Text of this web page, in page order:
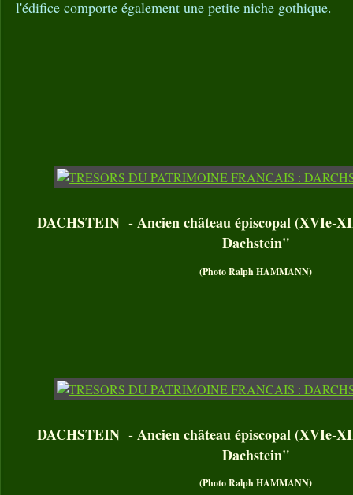
l'édifice comporte également une petite niche gothique.
DACHSTEIN - Ancien château épiscopal (XVIe-
Dachstein"
(Photo Ralph HAMMANN)
DACHSTEIN - Ancien château épiscopal (XVIe-
Dachstein"
(Photo Ralph HAMMANN)